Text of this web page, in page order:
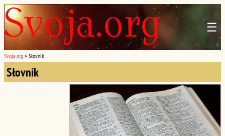
☰
Svoja.org » Słovnik
Słovnik